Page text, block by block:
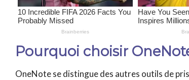
Pourquoi choisir
OneNote se distingue des autres outils de